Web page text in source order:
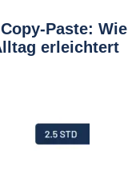
Paste: Wie
erleichtert